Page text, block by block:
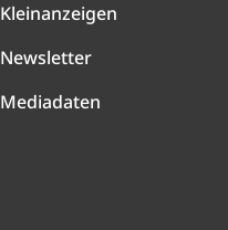
Kleinanzeigen
Newsletter
Mediadaten